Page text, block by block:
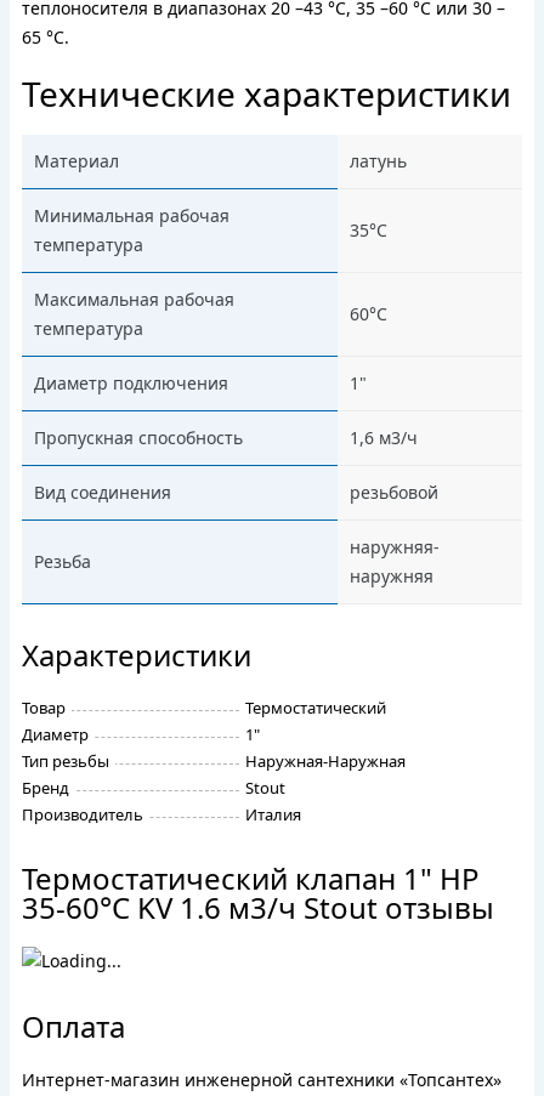
теплоносителя в диапазонах 20 –43 °С, 35 –60 °С или 30 –
65 °С.
Технические характеристики
Материал латунь
Минимальная рабочая
температура
35°С
Максимальная рабочая
температура
60°С
Диаметр подключения 1"
Пропускная способность 1,6 м3/ч
Вид соединения резьбовой
Резьба
наружняя-
наружняя
Характеристики
Товар
Термостатический
Диаметр
1"
Тип резьбы
Наружная-Наружная
Бренд
Stout
Производитель
Италия
Термостатический клапан 1" НР
35-60°С KV 1.6 м3/ч Stout отзывы
Оплата
Интернет-магазин инженерной сантехники «Топсантех»